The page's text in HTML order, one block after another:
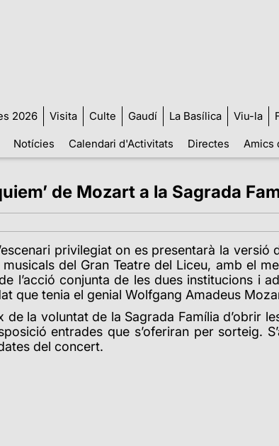
2026 Visita Culte Gaudí La Basílica Viu-la
Notícies
Calendari d'Activitats Directes Amics
de Mozart a la Sagrada
privilegiat on es presentarà la versió
del Gran Teatre del Liceu, amb el
l’acció conjunta de les dues institucions i
que tenia el genial Wolfgang Amadeus
de la voluntat de la Sagrada Família d’obrir
entrades que s’oferiran per sorteig.
del concert.